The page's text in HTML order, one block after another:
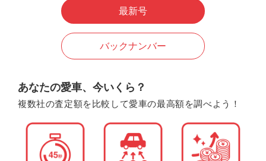
最新号
バックナンバー
あなたの愛車、今いくら？
複数社の査定額を比較して愛車の最高額を調べよう！